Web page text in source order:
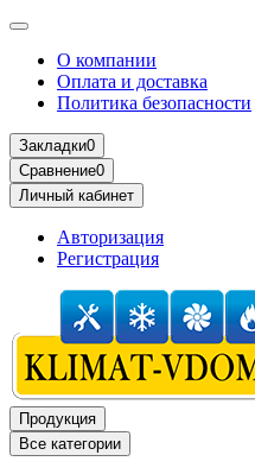
О компании
Оплата и доставка
Политика безопасности
Закладки0
Сравнение0
Личный кабинет
Авторизация
Регистрация
Продукция
Все категории